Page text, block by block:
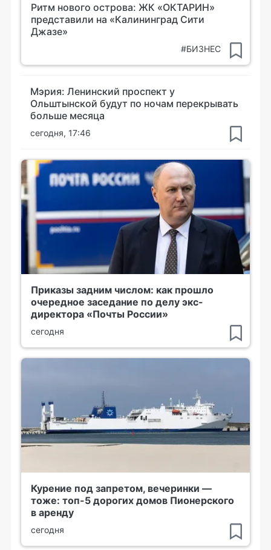
Ритм нового острова: ЖК «ОКТАРИН»
представили на «Калининград Сити
Джазе»
#БИЗНЕС
Мэрия: Ленинский проспект у
Ольштынской будут по ночам перекрывать
больше месяца
сегодня, 17:46
Приказы задним числом: как прошло
очередное заседание по делу экс-
директора «Почты России»
сегодня
Курение под запретом, вечеринки —
тоже: топ-5 дорогих домов Пионерского
в аренду
сегодня